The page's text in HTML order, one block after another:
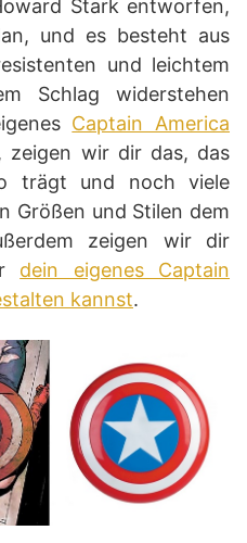
Stark entworfen,
und es besteht aus
und leichtem
Schlag widerstehen
Captain America
zeigen wir dir das, das
trägt und noch viele
Größen und Stilen dem
zeigen wir dir
dein eigenes Captain
kannst.